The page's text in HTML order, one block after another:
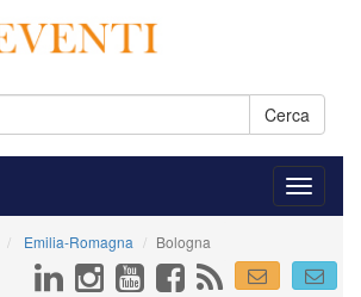
Cerca
Emilia-Romagna Bologna